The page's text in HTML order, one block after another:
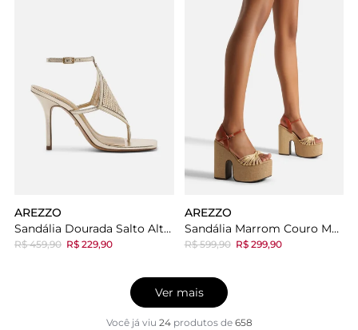
AREZZO
Sandália Dourada Salto Alto Losango Tela
R$ 459,90 R$ 229,90
AREZZO
Sandália Marrom Couro Meia Pata Palha Nó
R$ 599,90 R$ 299,90
Ver mais
Você já viu 24 produtosde 658